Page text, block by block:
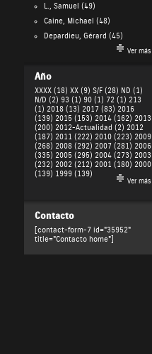
L., Samuel (49)
Caine, Michael (48)
Depardieu, Gérard (45)
Ver más
Año
XXXX (18) XX (9) S/F (28) ND (1)
N/D (2) 93 (1) 90 (1) 72 (1) 213
(1) 2018 (13) 2017 (83) 2016
(139) 2015 (153) 2014 (162) 2013
(200) 2012-Actualidad (2) 2012
(187) 2011 (222) 2010 (223) 2009
(268) 2008 (292) 2007 (281) 2006
(335) 2005 (295) 2004 (273) 2003
(232) 2002 (212) 2001 (180) 2000
(139) 1999 (139)
Ver más
Contacto
[contact-form-7 id="35952"
title="Contacto home"]